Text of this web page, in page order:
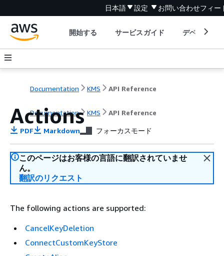
日本語 設定 お問い合わせフィー
開始する サービスガイド デベロッパ
Documentation KMS API Reference
Documentation KMS API Reference
Actions
PDF Markdown フォーカスモード
このページはお客様の言語に翻訳されていませ
ん。
翻訳のリクエスト
The following actions are supported:
CancelKeyDeletion
ConnectCustomKeyStore